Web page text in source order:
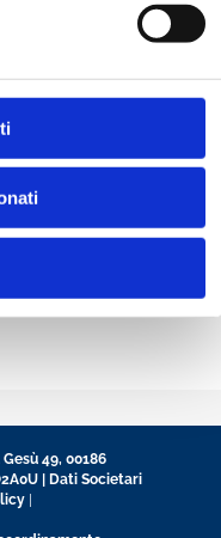
sulla
Generalidi
49, 00186
| Dati Societari
|